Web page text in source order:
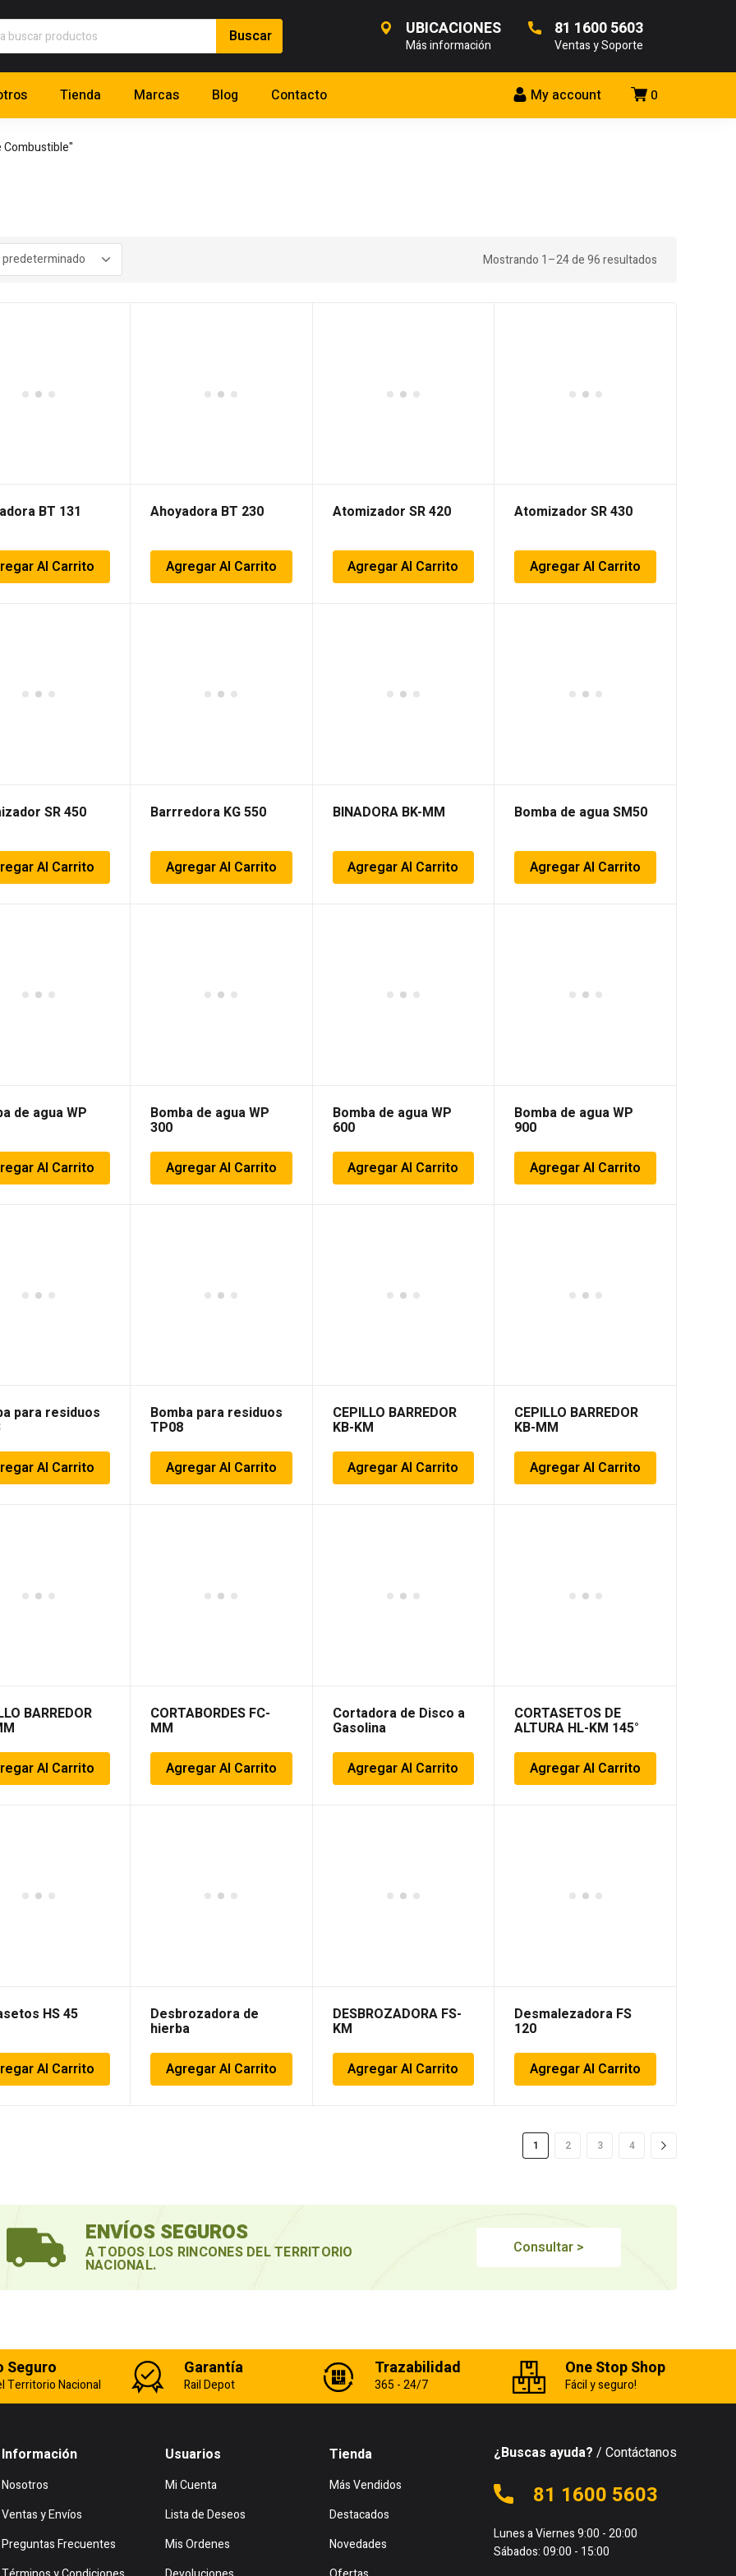
UBICACIONES
Más información
81 1600 5603
Ventas y Soporte
0
My account
Tienda Marcas Blog Contacto
Combustible"
Mostrando 1–24 de 96 resultados
BT 131
Al Carrito
Ahoyadora BT 230
Agregar Al Carrito
Atomizador SR 420
Agregar Al Carrito
Atomizador SR 430
Agregar Al Carrito
SR 450
Al Carrito
Barrredora KG 550
Agregar Al Carrito
BINADORA BK-MM
Agregar Al Carrito
Bomba de agua SM50
Agregar Al Carrito
de agua WP
Al Carrito
Bomba de agua WP
300
Agregar Al Carrito
Bomba de agua WP
600
Agregar Al Carrito
Bomba de agua WP
900
Agregar Al Carrito
para residuos
Al Carrito
Bomba para residuos
TP08
Agregar Al Carrito
CEPILLO BARREDOR
KB-KM
Agregar Al Carrito
CEPILLO BARREDOR
KB-MM
Agregar Al Carrito
BARREDOR
Al Carrito
CORTABORDES FC-
MM
Agregar Al Carrito
Cortadora de Disco a
Gasolina
Agregar Al Carrito
CORTASETOS DE
ALTURA HL-KM 145°
Agregar Al Carrito
HS 45
Al Carrito
Desbrozadora de
hierba
Agregar Al Carrito
DESBROZADORA FS-
KM
Agregar Al Carrito
Desmalezadora FS
120
Agregar Al Carrito
1 2 3 4
ENVÍOS SEGUROS
A TODOS LOS RINCONES DEL TERRITORIO
NACIONAL.
Consultar >
Seguro
Territorio Nacional
Garantía
Rail Depot
Trazabilidad
365 - 24/7
One Stop Shop
Fácil y seguro!
Información
Nosotros
Ventas y Envíos
Preguntas Frecuentes
Usuarios
Mi Cuenta
Lista de Deseos
Mis Ordenes
Tienda
Más Vendidos
Destacados
Novedades
¿Buscas ayuda? / Contáctanos
81 1600 5603
Lunes a Viernes 9:00 - 20:00
Sábados: 09:00 - 15:00